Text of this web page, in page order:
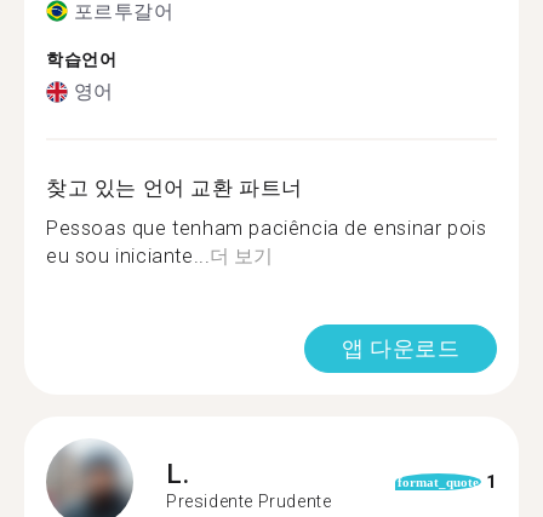
포르투갈어
학습언어
영어
찾고 있는 언어 교환 파트너
Pessoas que tenham paciência de ensinar pois
eu sou iniciante...더 보기
앱 다운로드
L.
Presidente Prudente
format_quote 1